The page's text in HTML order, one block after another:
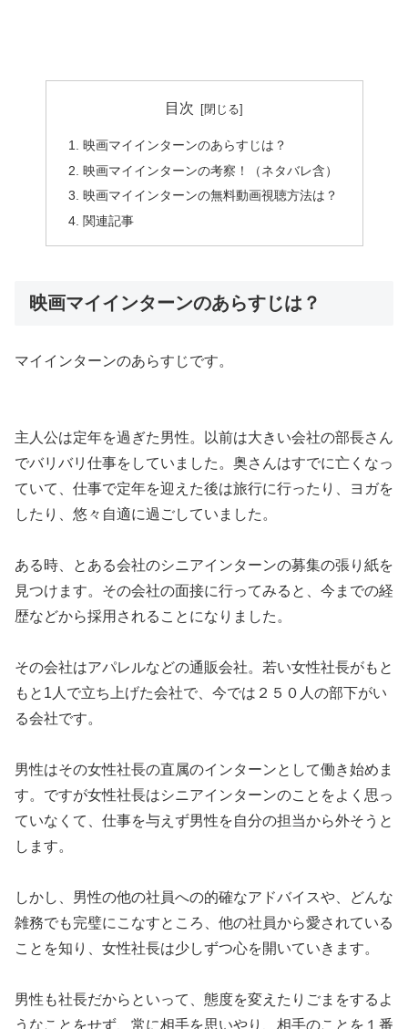
目次
映画マイインターンのあらすじは？
映画マイインターンの考察！（ネタバレ含）
映画マイインターンの無料動画視聴方法は？
関連記事
映画マイインターンのあらすじは？
マイインターンのあらすじです。
主人公は定年を過ぎた男性。以前は大きい会社の部長さん
でバリバリ仕事をしていました。奥さんはすでに亡くなっ
ていて、仕事で定年を迎えた後は旅行に行ったり、ヨガを
したり、悠々自適に過ごしていました。
ある時、とある会社のシニアインターンの募集の張り紙を
見つけます。その会社の面接に行ってみると、今までの経
歴などから採用されることになりました。
その会社はアパレルなどの通販会社。若い女性社長がもと
もと1人で立ち上げた会社で、今では２５０人の部下がい
る会社です。
男性はその女性社長の直属のインターンとして働き始めま
す。ですが女性社長はシニアインターンのことをよく思っ
ていなくて、仕事を与えず男性を自分の担当から外そうと
します。
しかし、男性の他の社員への的確なアドバイスや、どんな
雑務でも完璧にこなすところ、他の社員から愛されている
ことを知り、女性社長は少しずつ心を開いていきます。
男性も社長だからといって、態度を変えたりごまをするよ
うなことをせず、常に相手を思いやり、相手のことを１番